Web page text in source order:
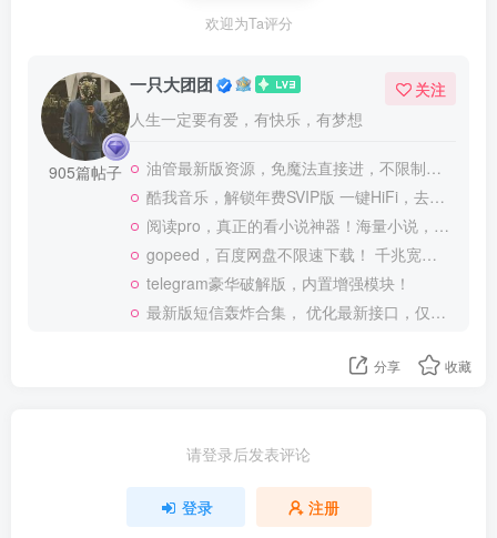
欢迎为Ta评分
905篇帖子
一只大团团
人生一定要有爱，有快乐，有梦想
关注
油管最新版资源，免魔法直接进，不限制观看！
酷我音乐，解锁年费SVIP版 一键HiFi，去广告 免登录
阅读pro，真正的看小说神器！海量小说，可涩涩！
gopeed，百度网盘不限速下载！ 千兆宽带也可以跑满
telegram豪华破解版，内置增强模块！
最新版短信轰炸合集， 优化最新接口，仅供测试使用
分享 收藏
请登录后发表评论
登录 注册